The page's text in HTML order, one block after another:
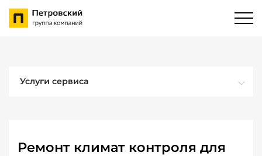
Услуги сервиса
Ремонт климат контроля для